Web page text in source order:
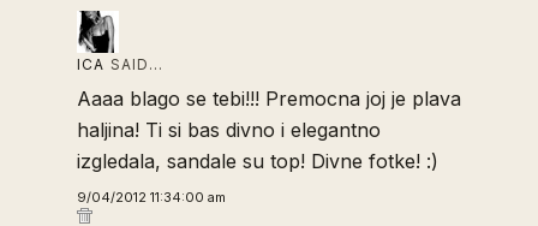
ICA SAID…
Aaaa blago se tebi!!! Premocna joj je plava
haljina! Ti si bas divno i elegantno
izgledala, sandale su top! Divne fotke! :)
9/04/2012 11:34:00 am